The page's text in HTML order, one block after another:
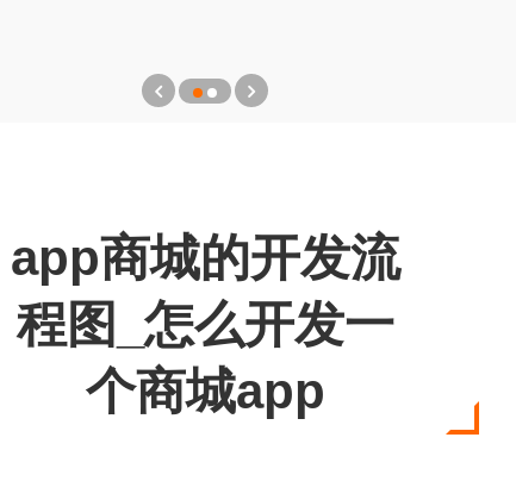
app商城的开发流
程图_怎么开发一
个商城app